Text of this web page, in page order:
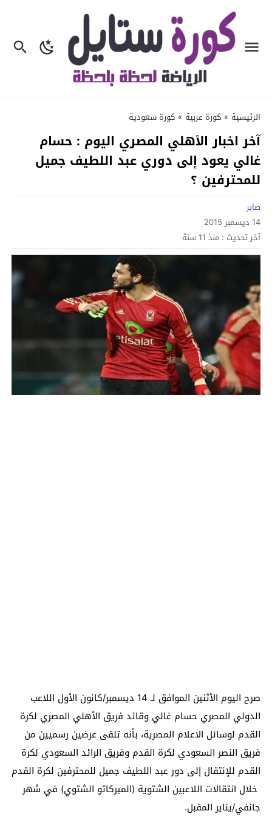
الرئيسية » كورة عربية » كورة سعودية
آخر اخبار الأهلي المصري اليوم : حسام
غالي يعود إلى دوري عبد اللطيف جميل
للمحترفين ؟
صابر
14 ديسمبر 2015
آخر تحديث : منذ 11 سنة
صرح اليوم الأثنين الموافق لـ 14 ديسمبر/كانون الأول اللاعب
الدولي المصري حسام غالي وقائد فريق الأهلي المصري لكرة
القدم لوسائل الاعلام المصرية، بأنه تلقى عرضين رسميين من
فريق النصر السعودي لكرة القدم وفريق الرائد السعودي لكرة
القدم للإنتقال إلى دور عبد اللطيف جميل للمحترفين لكرة القدم
خلال انتقالات اللاعبين الشتوية (الميركاتو الشتوي) في شهر
جانفي/يناير المقبل.